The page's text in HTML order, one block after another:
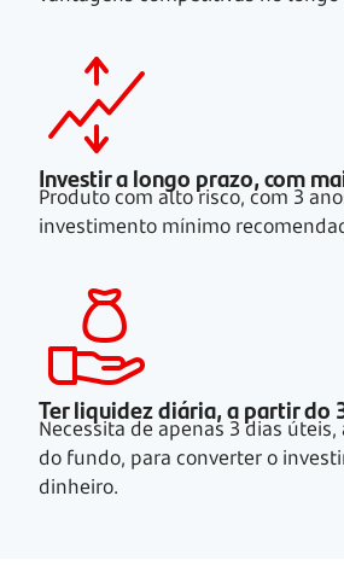
Investir a longo prazo, com
Produto com alto risco, com 3
investimento mínimo
Ter liquidez diária, a partir do
Necessita de apenas 3 dias úteis,
do fundo, para converter o
dinheiro.